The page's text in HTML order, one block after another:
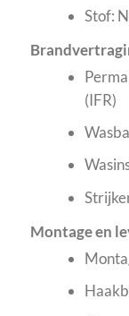
Stof:
(IFR)
Montage en